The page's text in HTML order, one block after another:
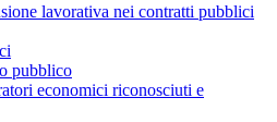
lavorativa nei contratti pubblici
pubblico
economici riconosciuti e